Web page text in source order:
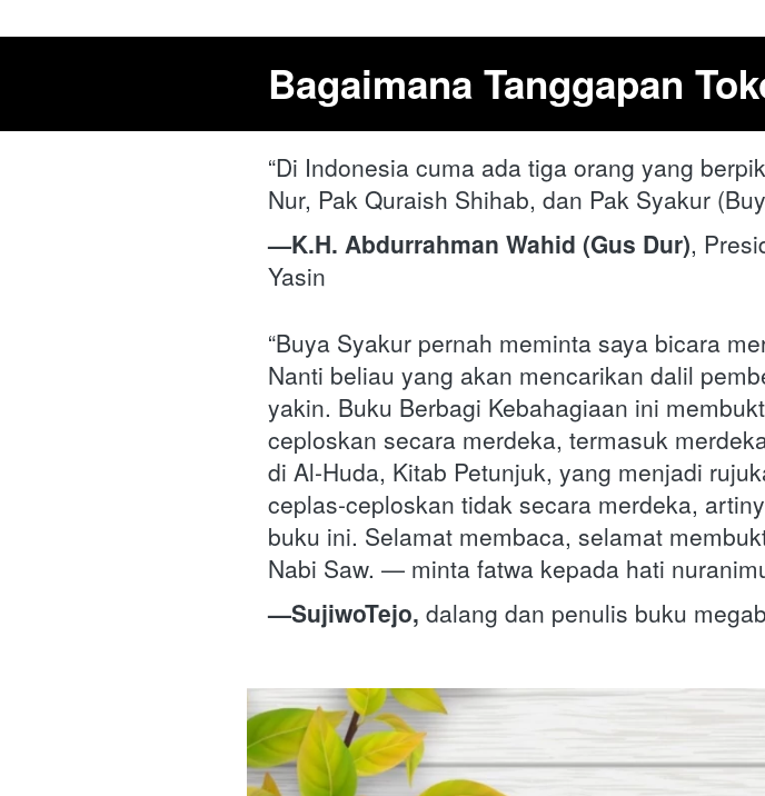
Bagaimana Tanggapan
“Di Indonesia cuma ada tiga orang yang
Nur, Pak Quraish Shihab, dan Pak Syakur
—K.H. Abdurrahman Wahid (Gus Dur),
Yasin
“Buya Syakur pernah meminta saya bicara
Nanti beliau yang akan mencarikan dalil
yakin. Buku Berbagi Kebahagiaan ini
ceploskan secara merdeka, termasuk
di Al-Huda, Kitab Petunjuk, yang menjadi
ceplas-ceploskan tidak secara merdeka,
buku ini. Selamat membaca, selamat
Nabi Saw. — minta fatwa kepada hati
—SujiwoTejo, dalang dan penulis buku